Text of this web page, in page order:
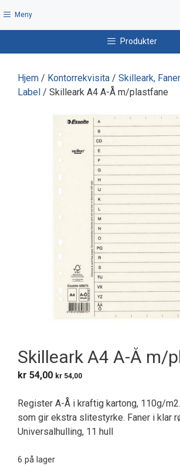
til
Meny
Produkter
Hjem / Kontorrekvisita / Skilleark,
Label / Skilleark A4 A-Å m/plastfane
Skilleark A4 A-Å m/
kr 54,00 kr 54,00
Register A-Å i kraftig kartong, 110g/
som gir ekstra slitestyrke. Faner i klar
Universalhulling, 11 hull
6 på lager